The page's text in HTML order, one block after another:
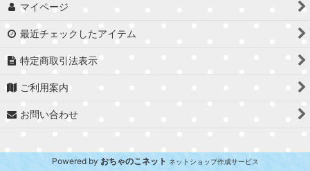
マイページ
最近チェックしたアイテム
特定商取引法表示
ご利用案内
お問い合わせ
Powered by おちゃのこネット ネットショップ作成サービス